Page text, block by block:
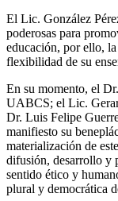
El Lic. González
poderosas para
educación, por ello,
flexibilidad de su
En su momento, el
UABCS; el Lic.
Dr. Luis Felipe
manifiesto su
materialización de
difusión, desarrollo y
sentido ético y
plural y democrática